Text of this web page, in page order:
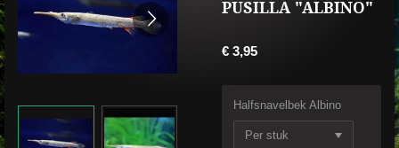
PUSILLA "ALBINO"
€ 3,95
Halfsnavelbek Albino